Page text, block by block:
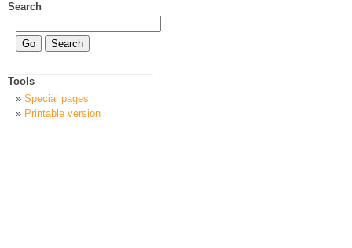
Search
Tools
Special pages
Printable version